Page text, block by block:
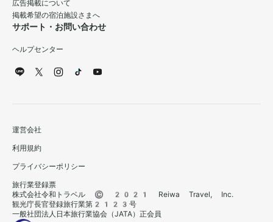
広告掲載について
掲載希望の宿泊施設さまへ
サポート・お問い合わせ
ヘルプセンター
運営会社
利用規約
プライバシーポリシー
旅行業登録票
株式会社令和トラベル © 2021 Reiwa Travel, Inc.
観光庁長官登録旅行業第2123号
一般社団法人日本旅行業協会（JATA）正会員